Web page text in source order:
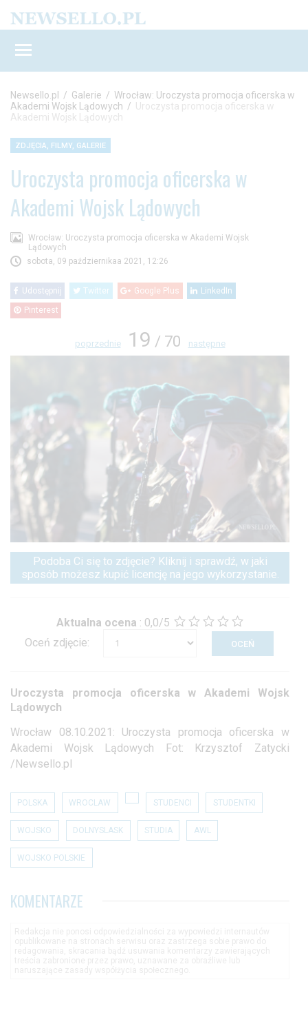
Newsello.pl / Galerie / Wrocław: Uroczysta promocja oficerska w
Akademi Wojsk Lądowych /
Uroczysta promocja oficerska w
Akademi Wojsk Lądowych
ZDJĘCIA, FILMY, GALERIE
Uroczysta promocja oficerska w
Akademi Wojsk Lądowych
Wrocław: Uroczysta promocja oficerska w Akademi Wojsk
Lądowych
sobota, 09 październikaa 2021, 12:26
Udostępnij Twitter Google Plus LinkedIn
Pinterest
poprzednie 19 / 70 następne
Podoba Ci się to zdjęcie? Kliknij i sprawdź, w jaki
sposób możesz kupić licencję na jego wykorzystanie.
Aktualna ocena : 0,0/5
Oceń zdjęcie:
Uroczysta promocja oficerska w Akademi Wojsk
Lądowych
Wrocław 08.10.2021: Uroczysta promocja oficerska w
Akademi Wojsk Lądowych Fot: Krzysztof Zatycki
/Newsello.pl
POLSKA WROCLAW STUDENCI STUDENTKI
WOJSKO DOLNYSLASK STUDIA AWL
WOJSKO POLSKIE
KOMENTARZE